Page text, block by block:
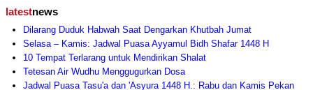
latestnews
Dilarang Duduk Habwah Saat Dengarkan Khutbah Jumat
Selasa – Kamis: Jadwal Puasa Ayyamul Bidh Shafar 1448 H
10 Tempat Terlarang untuk Mendirikan Shalat
Tetesan Air Wudhu Menggugurkan Dosa
Jadwal Puasa Tasu'a dan 'Asyura 1448 H.: Rabu dan Kamis Pekan